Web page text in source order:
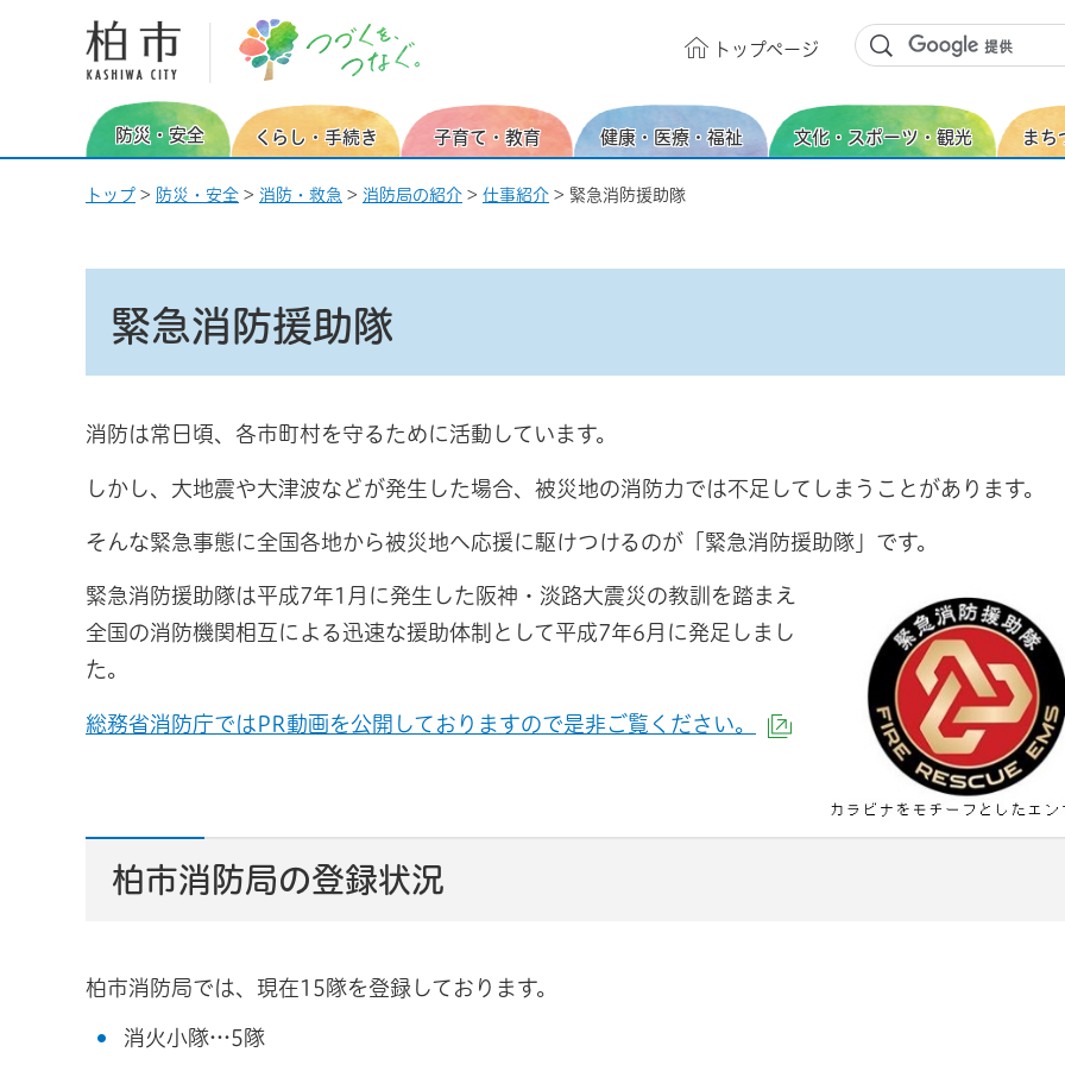
柏市 つづくを、つなぐ。
トップページ
防災・安全 くらし・手続き 子育て・教育 健康・医療・福祉 文化・スポーツ・観光 まち
トップ > 防災・安全 > 消防・救急 > 消防局の紹介 > 仕事紹介 > 緊急消防援助隊
緊急消防援助隊
消防は常日頃、各市町村を守るために活動しています。
しかし、大地震や大津波などが発生した場合、被災地の消防力では不足してしまうことがあります。
そんな緊急事態に全国各地から被災地へ応援に駆けつけるのが「緊急消防援助隊」です。
緊急消防援助隊は平成7年1月に発生した阪神・淡路大震災の教訓を踏まえ
全国の消防機関相互による迅速な援助体制として平成7年6月に発足しまし
た。
総務省消防庁ではPR動画を公開しておりますので是非ご覧ください。 （外部サイトへリンク）
柏市消防局の登録状況
柏市消防局では、現在15隊を登録しております。
消火小隊…5隊